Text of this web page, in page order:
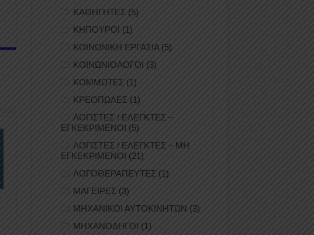
ΚΑΘΗΓΗΤΕΣ (5)
ΚΗΠΟΥΡΟΙ (1)
ΚΟΙΝΩΝΙΚΗ ΕΡΓΑΣΙΑ(5)
ΚΟΙΝΩΝΙΟΛΟΓΟΙ (3)
ΚΟΜΜΩΤΕΣ (1)
ΚΡΕΟΠΩΛΕΣ (1)
ΛΟΓΙΣΤΕΣ / ΕΛΕΓΚΤΕΣ –
ΕΓΚΕΚΡΙΜΕΝΟΙ (5)
ΛΟΓΙΣΤΕΣ / ΕΛΕΓΚΤΕΣ – ΜΗ
ΕΓΚΕΚΡΙΜΕΝΟΙ (21)
ΛΟΓΟΘΕΡΑΠΕΥΤΕΣ (1)
ΜΑΓΕΙΡΕΣ (3)
ΜΗΧΑΝΙΚΟΙ ΑΥΤΟΚΙΝΗΤΩΝ (3)
ΜΗΧΑΝΟΔΗΓΟΙ (1)